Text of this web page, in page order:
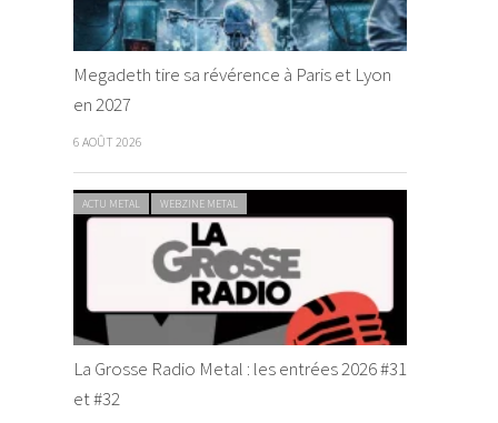
Megadeth tire sa révérence à Paris et Lyon
en 2027
6 AOÛT 2026
ACTU METAL WEBZINE METAL
La Grosse Radio Metal : les entrées 2026 #31
et #32